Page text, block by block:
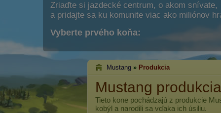
Zriaďte si jazdecké centrum, o akom snívate,
a pridajte sa ku komunite viac ako miliónov
Vyberte prvého koňa:
Mustang » Produkcia
Mustang produkcia
Tieto kone pochádzajú z produkcie
kobýl a narodili sa vďaka ich úsiliu.